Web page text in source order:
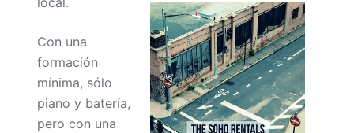
Con una
formación
mínima, sólo
piano y batería,
pero con una